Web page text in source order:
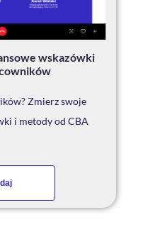
wskazówki
Zmierz swoje
i metody od CBA